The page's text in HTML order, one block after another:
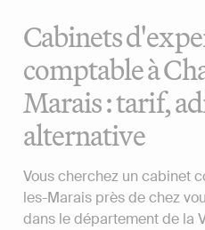
Cabinets
comptable à
Marais : tarif,
alternative
Vous cherchez un cabinet
les-Marais près de chez
dans le département de la